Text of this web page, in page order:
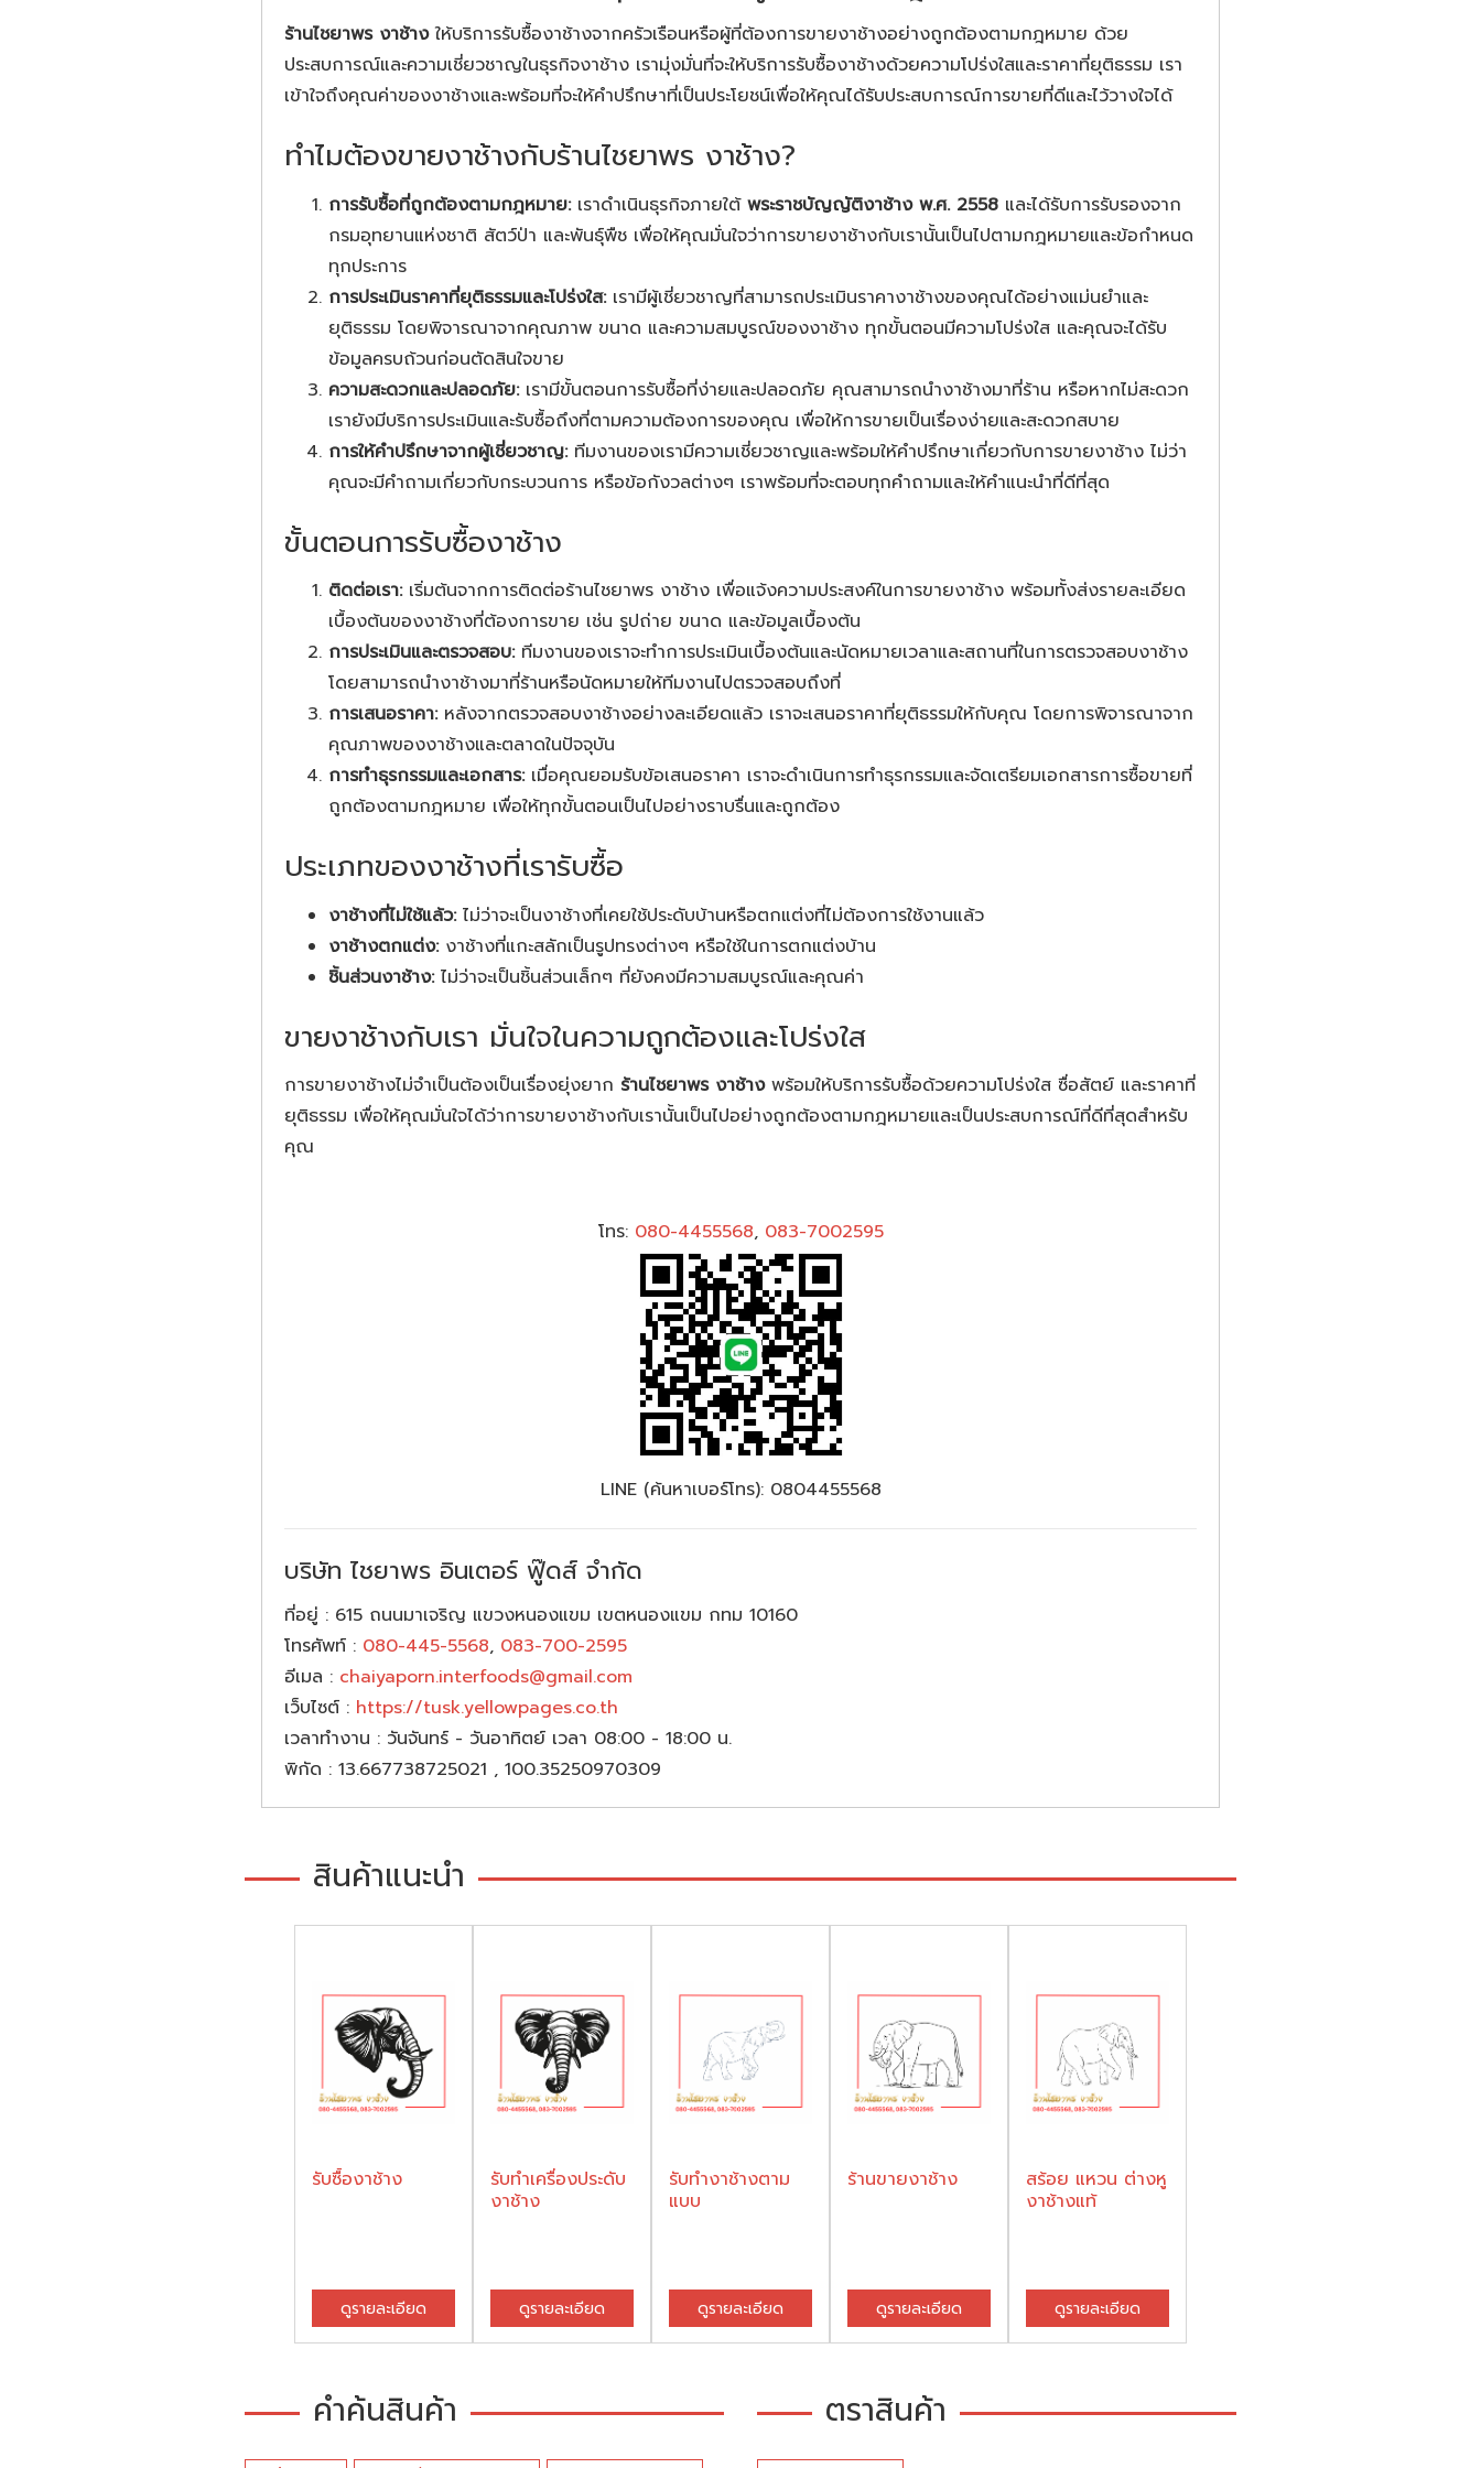
ร้านไชยาพร งาช้างให้บริการรับซื้องาช้างจากครัวเรือนหรือผู้ที่ต้องการขายงาช้างอย่างถูกต้องตามกฎหมาย ด้วย
ประสบการณ์และความเชี่ยวชาญในธุรกิจงาช้าง เรามุ่งมั่นที่จะให้บริการรับซื้องาช้างด้วยความโปร่งใสและราคาที่ยุติธรรม เรา
เข้าใจถึงคุณค่าของงาช้างและพร้อมที่จะให้คำปรึกษาที่เป็นประโยชน์เพื่อให้คุณได้รับประสบการณ์การขายที่ดีและไว้วางใจได้
ทำไมต้องขายงาช้างกับร้านไชยาพร งาช้าง?
การรับซื้อที่ถูกต้องตามกฎหมาย:เราดำเนินธุรกิจภายใต้ พระราชบัญญัติงาช้าง พ.ศ. 2558 และได้รับการรับรองจาก
กรมอุทยานแห่งชาติ สัตว์ป่า และพันธุ์พืช เพื่อให้คุณมั่นใจว่าการขายงาช้างกับเรานั้นเป็นไปตามกฎหมายและข้อกำหนด
ทุกประการ
การประเมินราคาที่ยุติธรรมและโปร่งใส:เรามีผู้เชี่ยวชาญที่สามารถประเมินราคางาช้างของคุณได้อย่างแม่นยำและ
ยุติธรรม โดยพิจารณาจากคุณภาพ ขนาด และความสมบูรณ์ของงาช้าง ทุกขั้นตอนมีความโปร่งใส และคุณจะได้รับ
ข้อมูลครบถ้วนก่อนตัดสินใจขาย
ความสะดวกและปลอดภัย:เรามีขั้นตอนการรับซื้อที่ง่ายและปลอดภัย คุณสามารถนำงาช้างมาที่ร้าน หรือหากไม่สะดวก
เรายังมีบริการประเมินและรับซื้อถึงที่ตามความต้องการของคุณ เพื่อให้การขายเป็นเรื่องง่ายและสะดวกสบาย
การให้คำปรึกษาจากผู้เชี่ยวชาญ:ทีมงานของเรามีความเชี่ยวชาญและพร้อมให้คำปรึกษาเกี่ยวกับการขายงาช้าง ไม่ว่า
คุณจะมีคำถามเกี่ยวกับกระบวนการ หรือข้อกังวลต่างๆ เราพร้อมที่จะตอบทุกคำถามและให้คำแนะนำที่ดีที่สุด
ขั้นตอนการรับซื้องาช้าง
ติดต่อเรา:เริ่มต้นจากการติดต่อร้านไชยาพร งาช้าง เพื่อแจ้งความประสงค์ในการขายงาช้าง พร้อมทั้งส่งรายละเอียด
เบื้องต้นของงาช้างที่ต้องการขาย เช่น รูปถ่าย ขนาด และข้อมูลเบื้องต้น
การประเมินและตรวจสอบ:ทีมงานของเราจะทำการประเมินเบื้องต้นและนัดหมายเวลาและสถานที่ในการตรวจสอบงาช้าง
โดยสามารถนำงาช้างมาที่ร้านหรือนัดหมายให้ทีมงานไปตรวจสอบถึงที่
การเสนอราคา:หลังจากตรวจสอบงาช้างอย่างละเอียดแล้ว เราจะเสนอราคาที่ยุติธรรมให้กับคุณ โดยการพิจารณาจาก
คุณภาพของงาช้างและตลาดในปัจจุบัน
การทำธุรกรรมและเอกสาร:เมื่อคุณยอมรับข้อเสนอราคา เราจะดำเนินการทำธุรกรรมและจัดเตรียมเอกสารการซื้อขายที่
ถูกต้องตามกฎหมาย เพื่อให้ทุกขั้นตอนเป็นไปอย่างราบรื่นและถูกต้อง
ประเภทของงาช้างที่เรารับซื้อ
งาช้างที่ไม่ใช้แล้ว:ไม่ว่าจะเป็นงาช้างที่เคยใช้ประดับบ้านหรือตกแต่งที่ไม่ต้องการใช้งานแล้ว
งาช้างตกแต่ง:งาช้างที่แกะสลักเป็นรูปทรงต่างๆ หรือใช้ในการตกแต่งบ้าน
ชิ้นส่วนงาช้าง:ไม่ว่าจะเป็นชิ้นส่วนเล็กๆ ที่ยังคงมีความสมบูรณ์และคุณค่า
ขายงาช้างกับเรา มั่นใจในความถูกต้องและโปร่งใส
การขายงาช้างไม่จำเป็นต้องเป็นเรื่องยุ่งยาก ร้านไชยาพร งาช้างพร้อมให้บริการรับซื้อด้วยความโปร่งใส ซื่อสัตย์ และราคาที่
ยุติธรรม เพื่อให้คุณมั่นใจได้ว่าการขายงาช้างกับเรานั้นเป็นไปอย่างถูกต้องตามกฎหมายและเป็นประสบการณ์ที่ดีที่สุดสำหรับ
คุณ
โทร: 080-4455568, 083-7002595
LINE (ค้นหาเบอร์โทร): 0804455568
บริษัท ไชยาพร อินเตอร์ ฟู๊ดส์ จำกัด
ที่อยู่ : 615 ถนนมาเจริญ แขวงหนองแขม เขตหนองแขม กทม 10160
โทรศัพท์ : 080-445-5568, 083-700-2595
อีเมล : chaiyaporn.interfoods@gmail.com
เว็บไซต์ : https://tusk.yellowpages.co.th
เวลาทำงาน : วันจันทร์ - วันอาทิตย์ เวลา 08:00 - 18:00 น.
พิกัด : 13.667738725021 , 100.35250970309
สินค้าแนะนำ
รับซื้องาช้าง
ดูรายละเอียด
รับทำเครื่องประดับ
งาช้าง
ดูรายละเอียด
รับทำงาช้างตาม
แบบ
ดูรายละเอียด
ร้านขายงาช้าง
ดูรายละเอียด
สร้อย แหวน ต่างหู
งาช้างแท้
ดูรายละเอียด
คำค้นสินค้า ตราสินค้า